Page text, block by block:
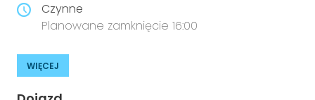
Czynne
Planowane zamknięcie 16:00
WIĘCEJ